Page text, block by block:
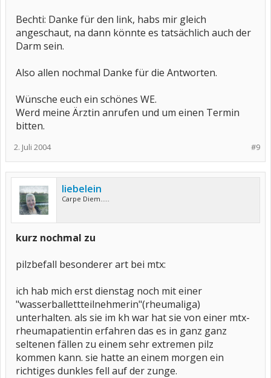
Bechti: Danke für den link, habs mir gleich
angeschaut, na dann könnte es tatsächlich auch der
Darm sein.
Also allen nochmal Danke für die Antworten.
Wünsche euch ein schönes WE.
Werd meine Ärztin anrufen und um einen Termin
bitten.
#9
2. Juli 2004
liebelein
Carpe Diem.....
kurz nochmal zu
pilzbefall besonderer art bei mtx:
ich hab mich erst dienstag noch mit einer
"wasserballettteilnehmerin"(rheumaliga)
unterhalten. als sie im kh war hat sie von einer mtx-
rheumapatientin erfahren das es in ganz ganz
seltenen fällen zu einem sehr extremen pilz
kommen kann. sie hatte an einem morgen ein
richtiges dunkles fell auf der zunge.